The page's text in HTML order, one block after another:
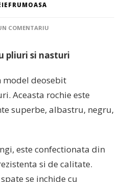
COMENTARIULA
CU
NASTURI
pliuri si nasturi
model deosebit
Aceasta rochie este
superbe, albastru, negru,
este confectionata din
si de calitate.
se inchide cu